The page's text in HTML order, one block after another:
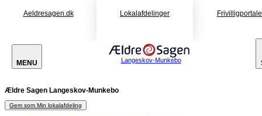
Aeldresagen.dk Lokalafdelinger
MENU Langeskov-Munkebo
Ældre Sagen Langeskov-Munkebo
Gem som Min lokalafdeling